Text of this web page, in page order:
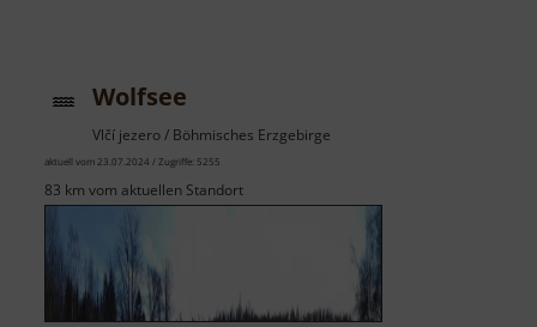
Hag
Wolfsee
Vlčí jezero / Böhmisches Erzgebirge
aktuell vom 23.07.2024 / Zugriffe: 5255
83 km vom aktuellen Standort